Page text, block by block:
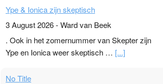
Ype & Ionica zijn skeptisch
3 August 2026-Ward van Beek
. Ook in het zomernummer van Skepter zijn
Ype en Ionica weer skeptisch … [...]
No Title